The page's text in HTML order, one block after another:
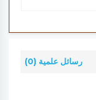
رسائل علمية (0)